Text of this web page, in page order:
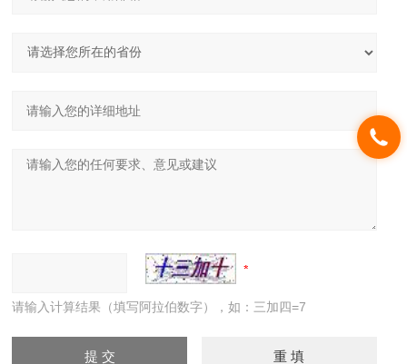
请输入计算结果（填写阿拉伯数字），如：三加四=7